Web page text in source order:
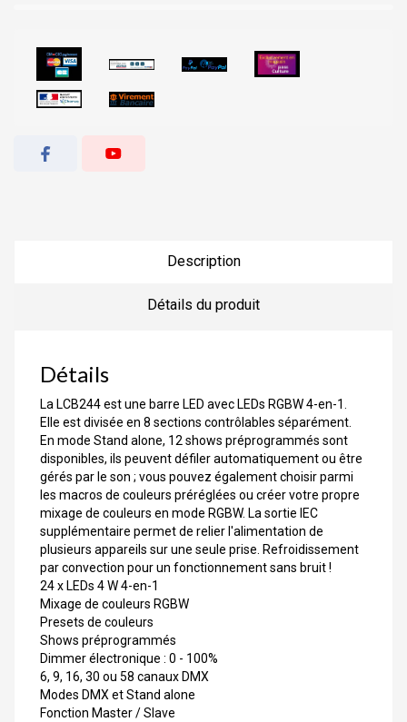
Description
Détails du produit
Détails
La LCB244 est une barre LED avec LEDs RGBW 4-en-1.
Elle est divisée en 8 sections contrôlables séparément.
En mode Stand alone, 12 shows préprogrammés sont
disponibles, ils peuvent défiler automatiquement ou être
gérés par le son ; vous pouvez également choisir parmi
les macros de couleurs préréglées ou créer votre propre
mixage de couleurs en mode RGBW. La sortie IEC
supplémentaire permet de relier l'alimentation de
plusieurs appareils sur une seule prise. Refroidissement
par convection pour un fonctionnement sans bruit !
24 x LEDs 4 W 4-en-1
Mixage de couleurs RGBW
Presets de couleurs
Shows préprogrammés
Dimmer électronique : 0 - 100%
6, 9, 16, 30 ou 58 canaux DMX
Modes DMX et Stand alone
Fonction Master / Slave